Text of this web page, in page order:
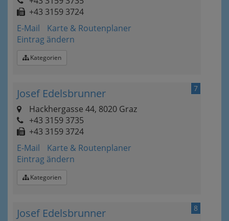
+43 3159 3724
E-Mail
Karte & Routenplaner
Eintrag ändern
Kategorien
7
Josef Edelsbrunner
Hackhergasse 44, 8020 Graz
+43 3159 3735
+43 3159 3724
E-Mail
Karte & Routenplaner
Eintrag ändern
Kategorien
8
Josef Edelsbrunner